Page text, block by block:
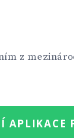
z
APLIKACE